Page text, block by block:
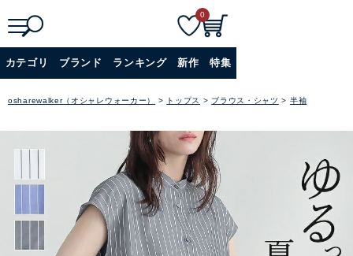
詳細検索
0
カテゴリ ブランド ランキング 新作 特集
osharewalker（オシャレウォーカー） トップス ブラウス・シャツ 半袖